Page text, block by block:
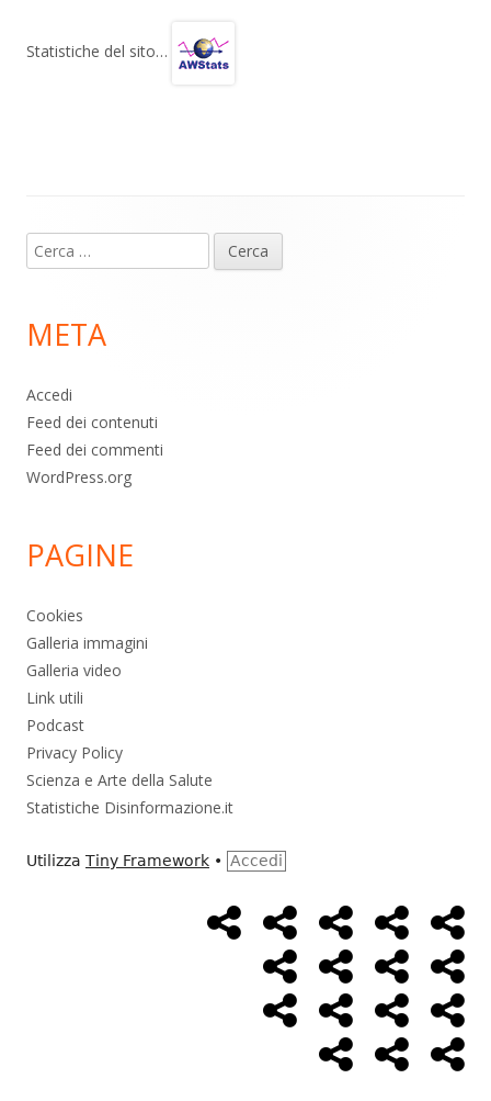
gr s b
Statistiche del sito…
piè
pagina
Ricerca
per:
META
Accedi
Feed dei contenuti
Feed dei commenti
WordPress.org
PAGINE
Cookies
Galleria immagini
Galleria video
Link utili
Podcast
Privacy Policy
Scienza e Arte della Salute
Statistiche Disinformazione.it
Utilizza Tiny Framework • Accedi
MenùHome
Page
Alimentazione
AmbienteBambini
Cancro ControlloEconomia
FarmaciMassoneriaNWO
Salute Storia